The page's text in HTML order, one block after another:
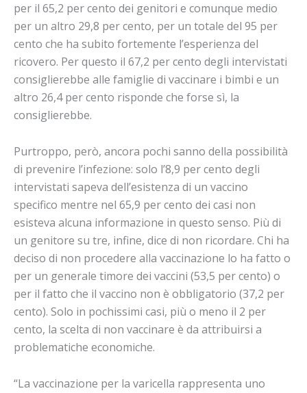
per il 65,2 per cento dei genitori e comunque medio
per un altro 29,8 per cento, per un totale del 95 per
cento che ha subito fortemente l’esperienza del
ricovero. Per questo il 67,2 per cento degli intervistati
consiglierebbe alle famiglie di vaccinare i bimbi e un
altro 26,4 per cento risponde che forse sì, la
consiglierebbe.
Purtroppo, però, ancora pochi sanno della possibilità
di prevenire l’infezione: solo l’8,9 per cento degli
intervistati sapeva dell’esistenza di un vaccino
specifico mentre nel 65,9 per cento dei casi non
esisteva alcuna informazione in questo senso. Più di
un genitore su tre, infine, dice di non ricordare. Chi ha
deciso di non procedere alla vaccinazione lo ha fatto o
per un generale timore dei vaccini (53,5 per cento) o
per il fatto che il vaccino non è obbligatorio (37,2 per
cento). Solo in pochissimi casi, più o meno il 2 per
cento, la scelta di non vaccinare è da attribuirsi a
problematiche economiche.
“La vaccinazione per la varicella rappresenta uno